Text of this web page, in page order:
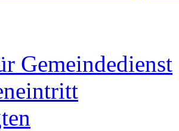
Gemeindedienst